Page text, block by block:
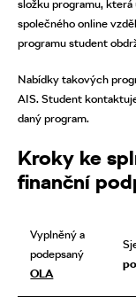
složku programu,
společného online
programu student
Nabídky takových
AIS. Student
daný program.
Kroky ke
finanční
Vyplněný a
podepsaný
OLA